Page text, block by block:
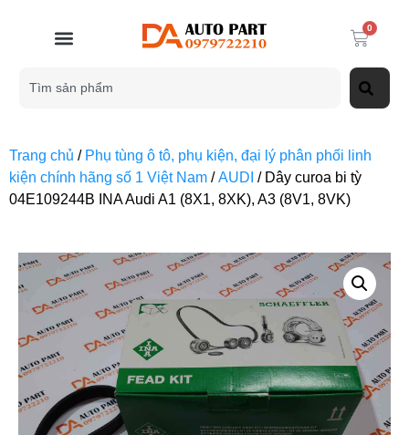
0
Trang chủ / Phụ tùng ô tô, phụ kiện, đại lý phân phối linh
kiện chính hãng số 1 Việt Nam /AUDI / Dây curoa bi tỳ
04E109244B INA Audi A1 (8X1, 8XK), A3 (8V1, 8VK)